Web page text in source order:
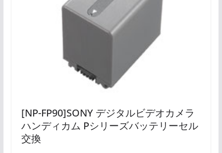
[NP-FP90]SONY デジタルビデオカメラ
ハンディカム Pシリーズバッテリーセル
交換